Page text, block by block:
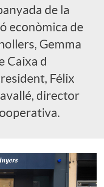
de la
econòmica de
Gemma
Caixa d
Félix
director